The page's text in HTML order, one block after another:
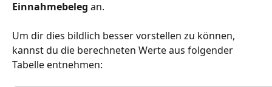
Einnahmebeleg an.
Um dir dies bildlich besser vorstellen zu können,
kannst du die berechneten Werte aus folgender
Tabelle entnehmen: